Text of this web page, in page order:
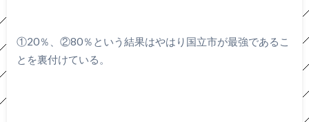
①20％、②80％という結果はやはり国立市が最強であるこ
とを裏付けている。